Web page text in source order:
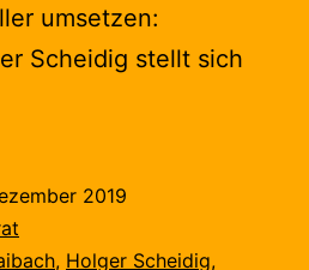
umsetzen:
Scheidig stellt sich
2019
, Holger Scheidig,